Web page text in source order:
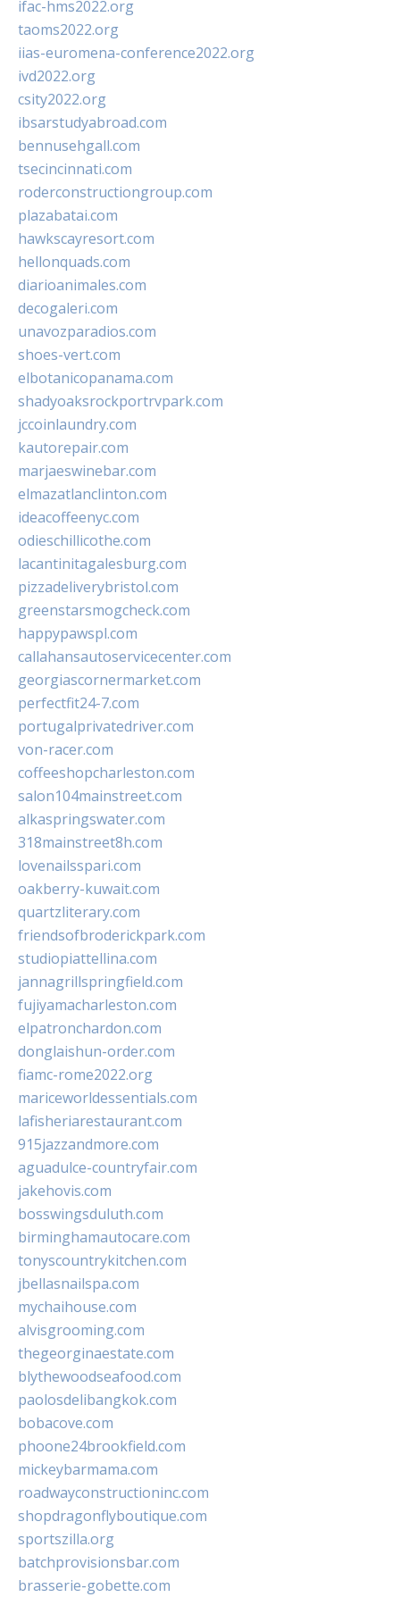
ifac-hms2022.org
taoms2022.org
iias-euromena-conference2022.org
ivd2022.org
csity2022.org
ibsarstudyabroad.com
bennusehgall.com
tsecincinnati.com
roderconstructiongroup.com
plazabatai.com
hawkscayresort.com
hellonquads.com
diarioanimales.com
decogaleri.com
unavozparadios.com
shoes-vert.com
elbotanicopanama.com
shadyoaksrockportrvpark.com
jccoinlaundry.com
kautorepair.com
marjaeswinebar.com
elmazatlanclinton.com
ideacoffeenyc.com
odieschillicothe.com
lacantinitagalesburg.com
pizzadeliverybristol.com
greenstarsmogcheck.com
happypawspl.com
callahansautoservicecenter.com
georgiascornermarket.com
perfectfit24-7.com
portugalprivatedriver.com
von-racer.com
coffeeshopcharleston.com
salon104mainstreet.com
alkaspringswater.com
318mainstreet8h.com
lovenailsspari.com
oakberry-kuwait.com
quartzliterary.com
friendsofbroderickpark.com
studiopiattellina.com
jannagrillspringfield.com
fujiyamacharleston.com
elpatronchardon.com
donglaishun-order.com
fiamc-rome2022.org
mariceworldessentials.com
lafisheriarestaurant.com
915jazzandmore.com
aguadulce-countryfair.com
jakehovis.com
bosswingsduluth.com
birminghamautocare.com
tonyscountrykitchen.com
jbellasnailspa.com
mychaihouse.com
alvisgrooming.com
thegeorginaestate.com
blythewoodseafood.com
paolosdelibangkok.com
bobacove.com
phoone24brookfield.com
mickeybarmama.com
roadwayconstructioninc.com
shopdragonflyboutique.com
sportszilla.org
batchprovisionsbar.com
brasserie-gobette.com